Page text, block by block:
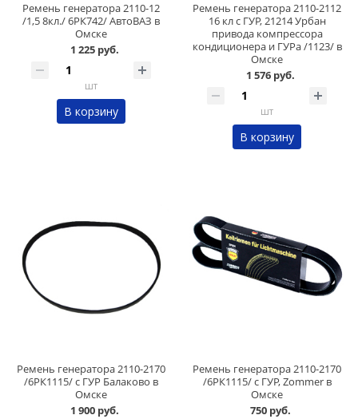
Ремень генератора 2110-12
/1,5 8кл./ 6РК742/ АвтоВАЗ в
Омске
1 225 руб.
шт
В корзину
Ремень генератора 2110-2112
16 кл с ГУР, 21214 Урбан
привода компрессора
кондиционера и ГУРа /1123/ в
Омске
1 576 руб.
шт
В корзину
Ремень генератора 2110-2170
/6РК1115/ с ГУР Балаково в
Омске
1 900 руб.
Ремень генератора 2110-2170
/6РК1115/ с ГУР, Zommer в
Омске
750 руб.